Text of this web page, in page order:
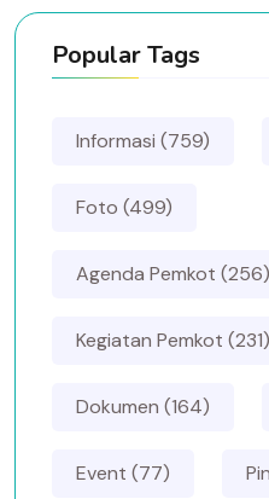
Popular Tags
Informasi (759)
Foto (499)
Agenda Pemkot (256)
Kegiatan Pemkot (231)
Dokumen (164)
Event (77)